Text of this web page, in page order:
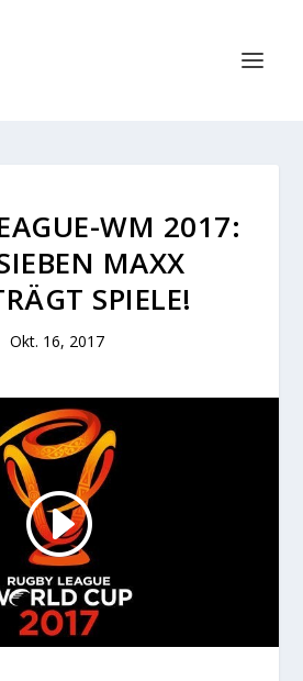
WM 2017:
MAXX
SPIELE!
Okt. 16, 2017